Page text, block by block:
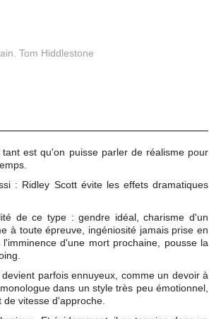
Tom Hiddlestone
est qu'on puisse parler de réalisme pour
: Ridley Scott évite les effets dramatiques
de ce type : gendre idéal, charisme d'un
à toute épreuve, ingéniosité jamais prise en
d'une mort prochaine, pousse la
parfois ennuyeux, comme un devoir à
dans un style très peu émotionnel,
vitesse d'approche.